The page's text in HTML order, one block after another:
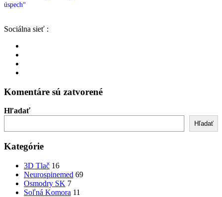
úspech“
Sociálna sieť :
Komentáre sú zatvorené
Hľadať
Hľadať
Kategórie
3D Tlač 16
Neurospinemed 69
Osmodry SK 7
Soľná Komora 11